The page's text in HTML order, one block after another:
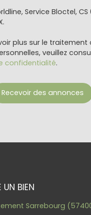
Service Bloctel, CS
plus sur le traitement
veuillez
confidentialité.
Recevoir des annonces
UN BIEN
Sarrebourg